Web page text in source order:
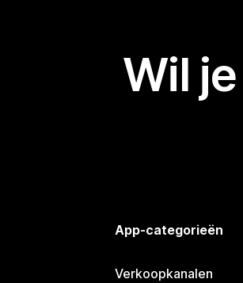
Wil
App-categorieën
Verkoopkanalen